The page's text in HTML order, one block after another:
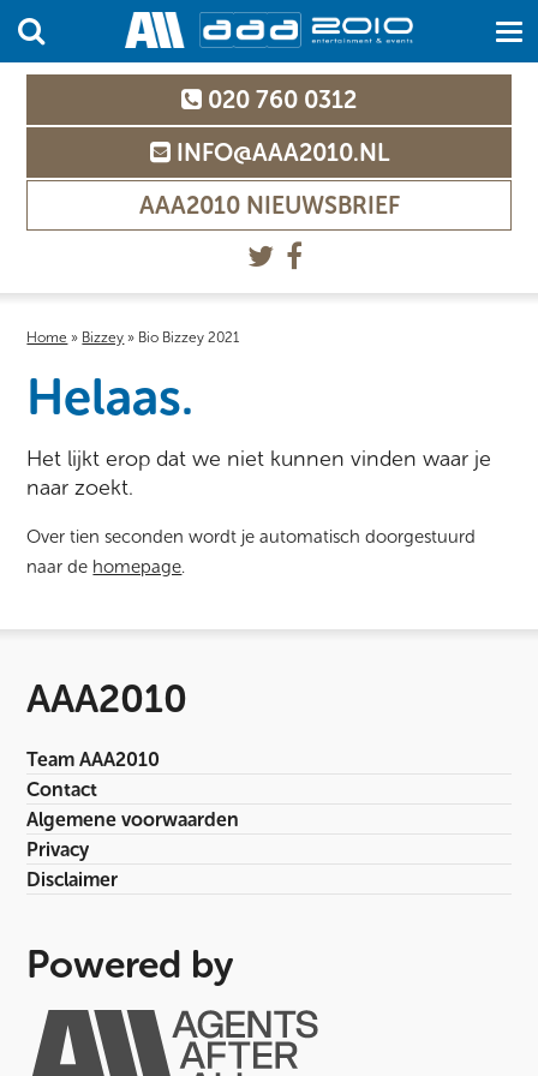
020 760 0312
INFO@AAA2010.NL
AAA2010 NIEUWSBRIEF
Home » Bizzey » Bio Bizzey 2021
Helaas.
Het lijkt erop dat we niet kunnen vinden waar je
naar zoekt.
Over tien seconden wordt je automatisch doorgestuurd
naar de homepage.
AAA2010
Team AAA2010
Contact
Algemene voorwaarden
Privacy
Disclaimer
Powered by